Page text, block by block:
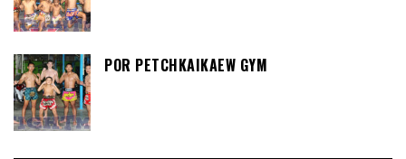
POR PETCHKAIKAEW GYM